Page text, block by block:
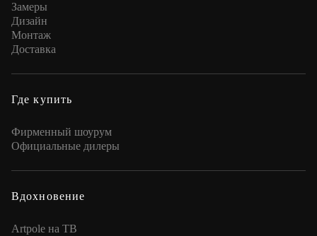
Замеры
Дизайн
Монтаж
Доставка
Где купить
Фирменный шоурум
Официальные дилеры
Вдохновение
Artpole на ТВ